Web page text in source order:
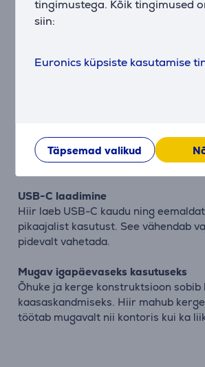
tingimustega. Kõik tingimused
siin:
Euronics küpsiste kasutamise
Täpsemad valikud
Vaikne ja täpne juhtimine
kontorisse, koosolekutele ja
tööruumidesse. Töö püsib sujuv ja
Anodeeritud alumiinium annab
minimalistliku välimuse. See sobib
töökoha ja Apple’i seadmetega.
USB-C laadimine
Hiir laeb USB-C kaudu ning
pikaajalist kasutust. See vähendab
pidevalt vahetada.
Mugav igapäevaseks kasutuseks
Õhuke ja kerge konstruktsioon sobib
kaasaskandmiseks. Hiir mahub
töötab mugavalt nii kontoris kui ka